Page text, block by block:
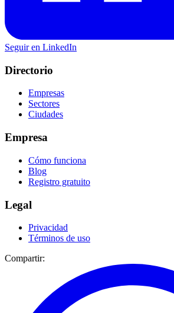
Seguir en LinkedIn
Directorio
Empresas
Sectores
Ciudades
Empresa
Cómo funciona
Blog
Registro gratuito
Legal
Privacidad
Términos de uso
Compartir: